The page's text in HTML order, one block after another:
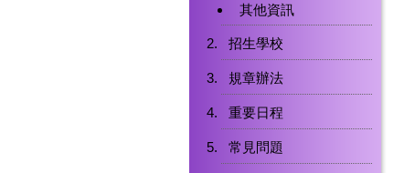
其他資訊
招生學校
規章辦法
重要日程
常見問題